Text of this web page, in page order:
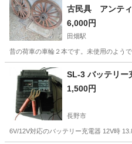
古民具 アンテ
6,000円
田畑駅
昔の荷車の車輪２本です。未使用のよう
長野 上伊那郡 田畑駅 タイ
SL-3 バッテリー
1,500円
長野市
6V/12V対応のバッテリー充電器 12V時